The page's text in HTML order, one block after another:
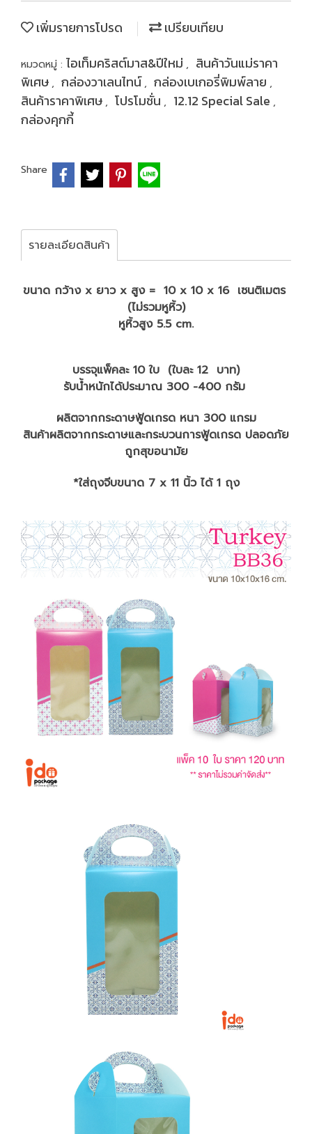
เพิ่มรายการโปรด เปรียบเทียบ
หมวดหมู่ : ไอเท็มคริสต์มาส&ปีใหม่ , สินค้าวันแม่ราคา
พิเศษ , กล่องวาเลนไทน์, กล่องเบเกอรี่พิมพ์ลาย ,
สินค้าราคาพิเศษ , โปรโมชั่น , 12.12 Special Sale ,
กล่องคุกกี้
Share
รายละเอียดสินค้า
ขนาด กว้าง x ยาว x สูง = 10 x 10 x 16 เซนติเมตร
(ไม่รวมหูหิ้ว)
หูหิ้วสูง 5.5 cm.
บรรจุแพ็คละ 10 ใบ (ใบละ 12 บาท)
รับน้ำหนักได้ประมาณ 300 -400 กรัม
ผลิตจากกระดาษฟู้ดเกรด หนา 300 แกรม
สินค้าผลิตจากกระดาษและกระบวนการฟู้ดเกรด ปลอดภัย
ถูกสุขอนามัย
*ใส่ถุงจีบขนาด 7 x 11 นิ้ว ได้ 1 ถุง